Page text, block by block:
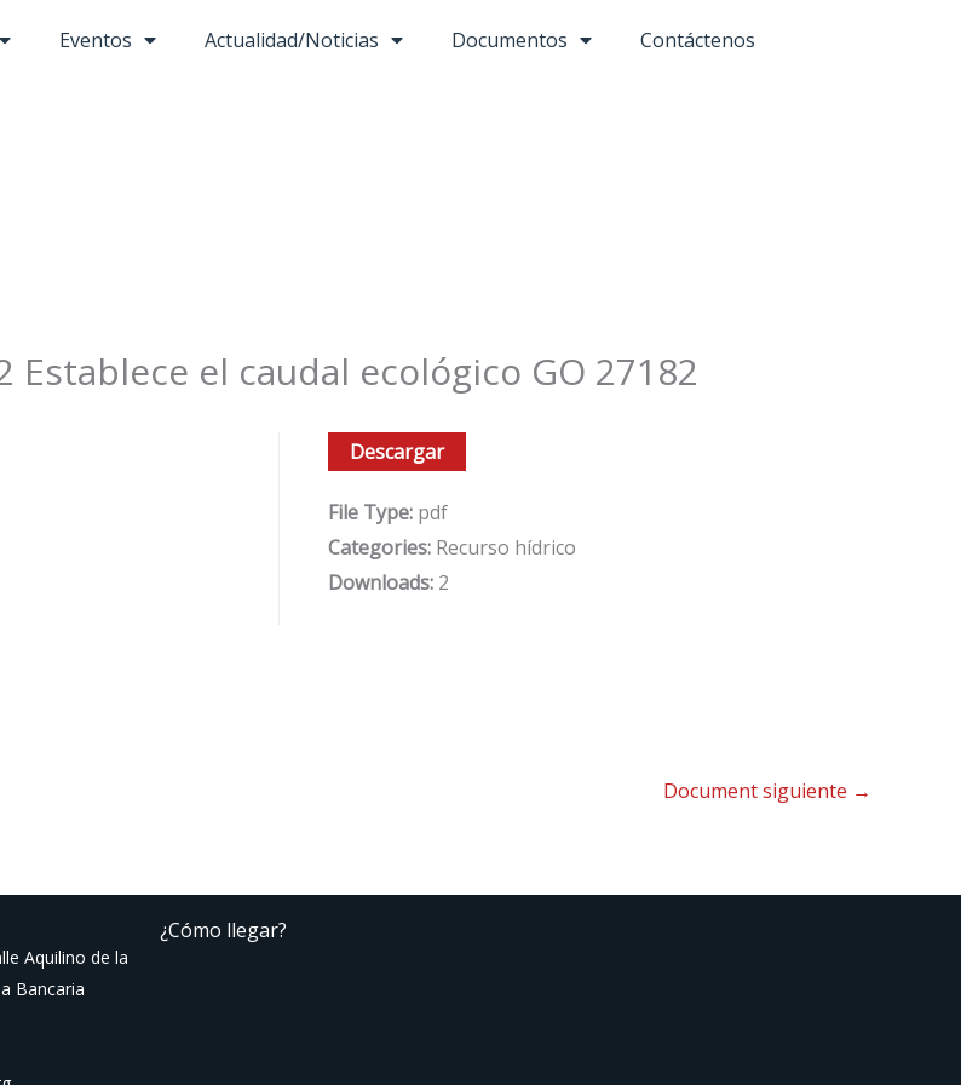
Eventos Actualidad/Noticias Documentos Contáctenos
Establece el caudal ecológico GO 27182
Descargar
File Type: pdf
Categories: Recurso hídrico
Downloads: 2
Document siguiente →
Aquilino de la
Bancaria
¿Cómo llegar?